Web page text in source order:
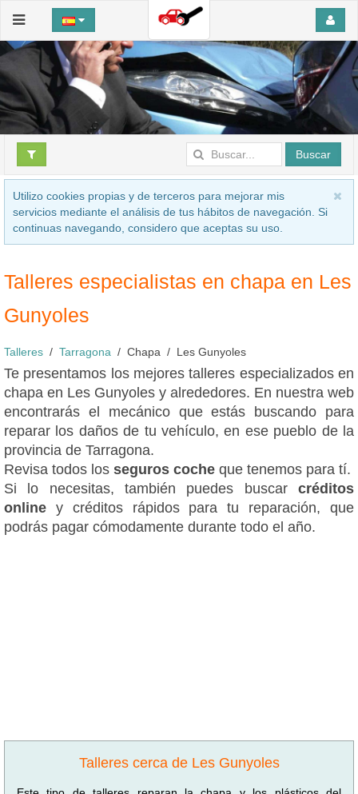
Buscar
Utilizo cookies propias y de terceros para mejorar mis
servicios mediante el análisis de tus hábitos de navegación. Si
continuas navegando, considero que aceptas su uso.
Talleres especialistas en chapa en Les
Gunyoles
Talleres Tarragona Chapa Les Gunyoles
Te presentamos los mejores talleres especializados en
chapa en Les Gunyoles y alrededores. En nuestra web
encontrarás el mecánico que estás buscando para
reparar los daños de tu vehículo, en ese pueblo de la
provincia de Tarragona.
Revisa todos los seguros coche que tenemos para tí.
Si lo necesitas, también puedes buscar créditos
online y créditos rápidos para tu reparación, que
podrás pagar cómodamente durante todo el año.
Talleres cerca de Les Gunyoles